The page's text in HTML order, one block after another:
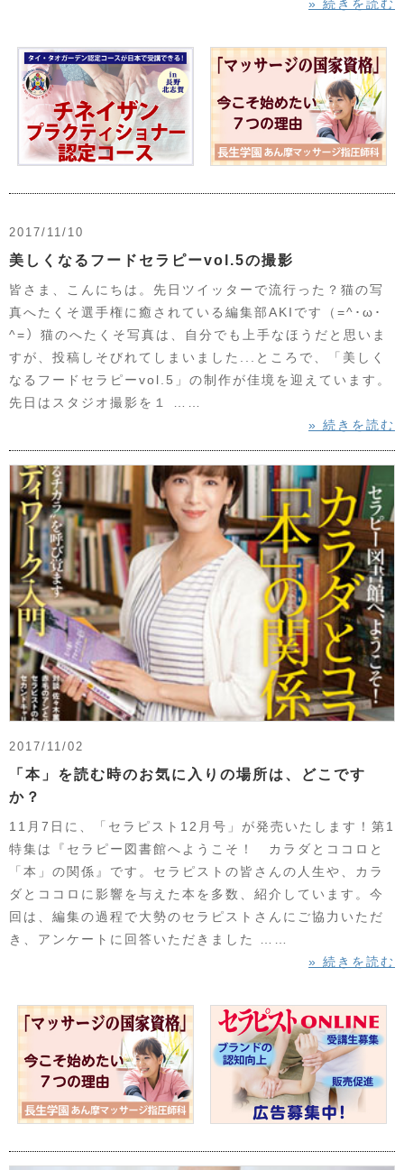
» 続きを読む
2017/11/10
美しくなるフードセラピーvol.5の撮影
皆さま、こんにちは。先日ツイッターで流行った？猫の写
真へたくそ選手権に癒されている編集部AKIです（=^･ω･
^=）猫のへたくそ写真は、自分でも上手なほうだと思いま
すが、投稿しそびれてしまいました...ところで、「美しく
なるフードセラピーvol.5」の制作が佳境を迎えています。
先日はスタジオ撮影を１ ……
» 続きを読む
2017/11/02
「本」を読む時のお気に入りの場所は、どこです
か？
11月7日に、「セラピスト12月号」が発売いたします！第1
特集は『セラピー図書館へようこそ！ カラダとココロと
「本」の関係』です。セラピストの皆さんの人生や、カラ
ダとココロに影響を与えた本を多数、紹介しています。今
回は、編集の過程で大勢のセラピストさんにご協力いただ
き、アンケートに回答いただきました ……
» 続きを読む